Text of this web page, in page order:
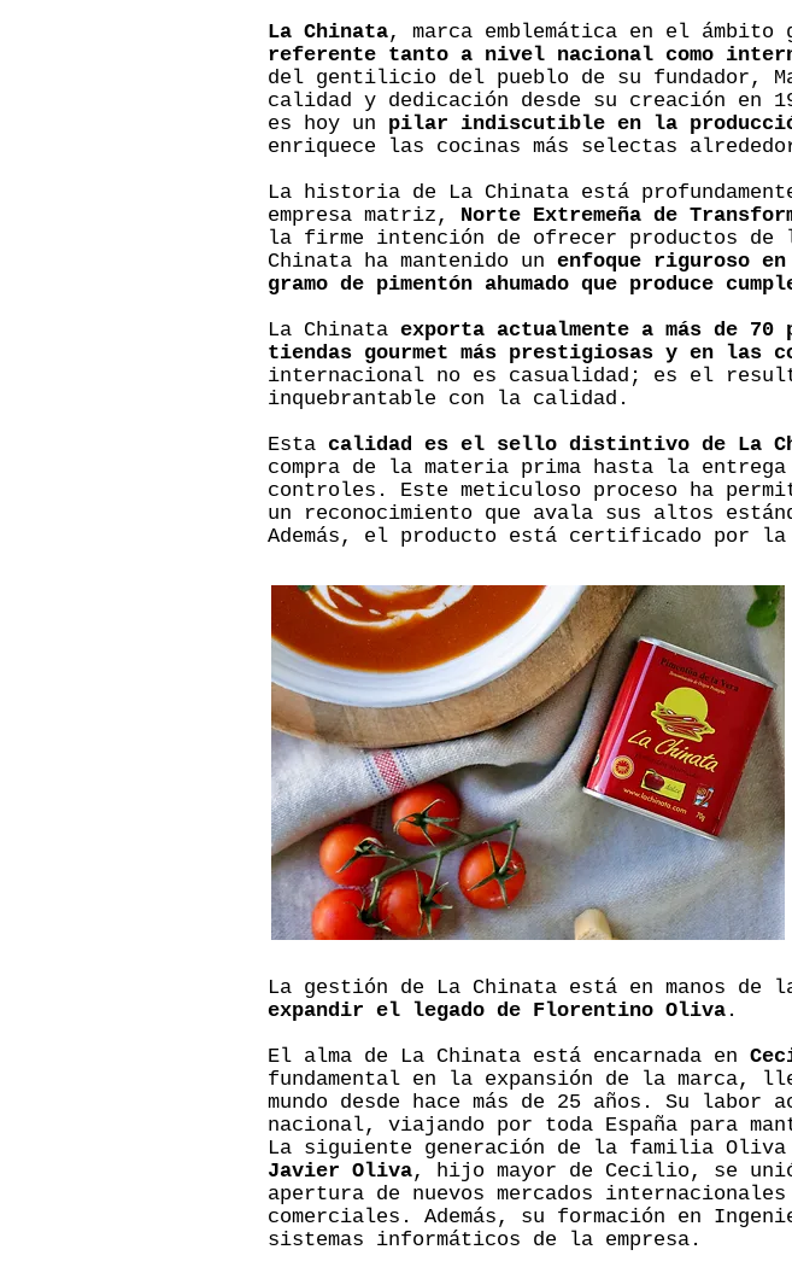
La Chinata, marca emblemática en el ámbito
referente tanto a nivel nacional como
del gentilicio del pueblo de su fundador,
calidad y dedicación desde su creación en
es hoy un pilar indiscutible en la producción
enriquece las cocinas más selectas
La historia de La Chinata está
empresa matriz, Norte Extremeña de
la firme intención de ofrecer productos
Chinata ha mantenido un enfoque riguroso
gramo de pimentón ahumado que produce
La Chinata exporta actualmente a más de
tiendas gourmet más prestigiosas y en las
internacional no es casualidad; es el
inquebrantable con la calidad.
Esta calidad es el sello distintivo de La
compra de la materia prima hasta la
controles. Este meticuloso proceso ha
un reconocimiento que avala sus altos
Además, el producto está certificado por la
La gestión de La Chinata está en manos
expandir el legado de Florentino Oliva .
El alma de La Chinata está encarnada en
fundamental en la expansión de la
mundo desde hace más de 25 años. Su
nacional, viajando por toda España para
La siguiente generación de la familia
Javier Oliva, hijo mayor de Cecilio, se
apertura de nuevos mercados
comerciales. Además, su formación en
sistemas informáticos de la empresa.